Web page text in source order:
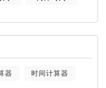
器 时间计算器